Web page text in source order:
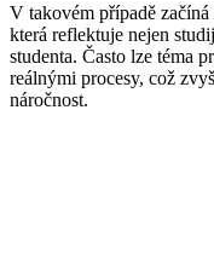
V takovém případě
která reflektuje nejen
studenta. Často lze téma
reálnými procesy, což
náročnost.